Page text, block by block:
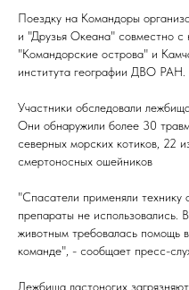
Поездку на Командоры
и "Друзья Океана" совместно с
"Командорские острова" и
института географии ДВО РАН.
Участники обследовали
Они обнаружили более 30
северных морских котиков, 22
смертоносных ошейников
"Спасатели применяли технику
препараты не использовались.
животным требовалась помощь
команде", - сообщает пресс-
Лежбища ластоногих